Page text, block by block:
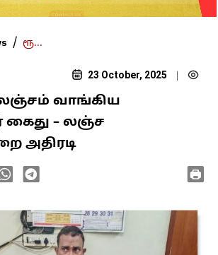
/ ரூ...
23 October, 2025
லஞ்சம் வாங்கிய
கைது – லஞ்ச
அதிரடி